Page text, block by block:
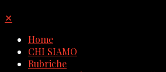
✕
Home
CHI SIAMO
Rubriche